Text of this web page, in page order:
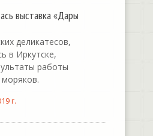
выставка «Дары
деликатесов,
в Иркутске,
работы
г.